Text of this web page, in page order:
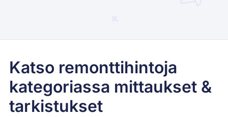
Katso remonttihintoja
kategoriassa mittaukset &
tarkistukset